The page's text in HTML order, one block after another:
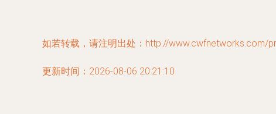
如若转载，请注明出处：http://www.cwfnetworks.com/
更新时间：2026-08-06 20:21:10